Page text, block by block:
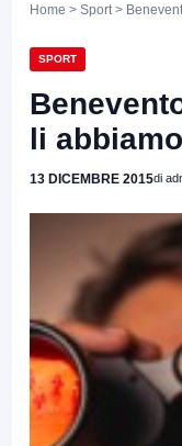
Home > Sport >
SPORT
li
13 DICEMBRE 2015di